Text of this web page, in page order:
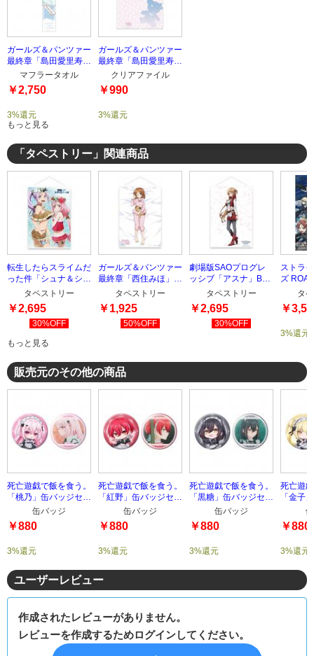
ガールズ＆パンツァー
最終章「島田愛里寿」
マフラータオル
マフラータオル
￥2,750
3%還元
ガールズ＆パンツァー
最終章「島田愛里寿」
クリアファイルセット
クリアファイル
￥990
3%還元
もっと見る
「タペストリー」関連商品
転生したらスライムだ
った件「シュナ＆シオ
ン」B2タペストリー
タペストリー
￥2,695
30%OFF
ガールズ＆パンツァー
最終章「西住みほ」
B2タペストリー
タペストリー
￥1,925
50%OFF
劇場版SAOプログレ
ッシブ「アスナ」B2
タペストリー
タペストリー
￥2,695
30%OFF
ストラ
ズ
タ
￥
3%還元
もっと見る
販売元のその他の商品
死亡遊戯で飯を食う。
「桃乃」缶バッジセッ
缶バッジ
￥880
3%還元
死亡遊戯で飯を食う。
「紅野」缶バッジセッ
缶バッジ
￥880
3%還元
死亡遊戯で飯を食う。
「黒糖」缶バッジセッ
缶バッジ
￥880
3%還元
死亡遊
「金子
￥880
3%還元
ユーザーレビュー
作成されたレビューがありません。
レビューを作成するためログインしてください。